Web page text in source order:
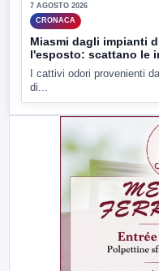
7 AGOSTO 2026
CRONACA
Miasmi dagli impianti
l'esposto: scattano le
I cattivi odori provenienti
di...